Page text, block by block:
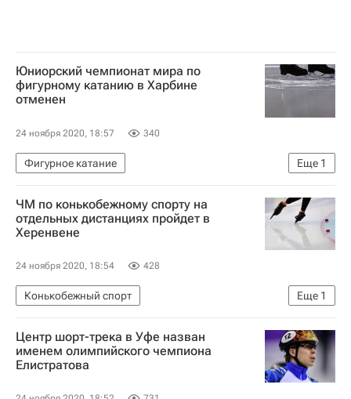
Юниорский чемпионат мира по
фигурному катанию в Харбине
отменен
24 ноября 2020, 18:57 340
Еще 1
Фигурное катание
Спорт в условиях пандемии коронавируса
ЧМ по конькобежному спорту на
отдельных дистанциях пройдет в
Херенвене
24 ноября 2020, 18:54 428
Еще 1
Конькобежный спорт
Международный союз конькобежцев (ISU)
Центр шорт-трека в Уфе назван
именем олимпийского чемпиона
Елистратова